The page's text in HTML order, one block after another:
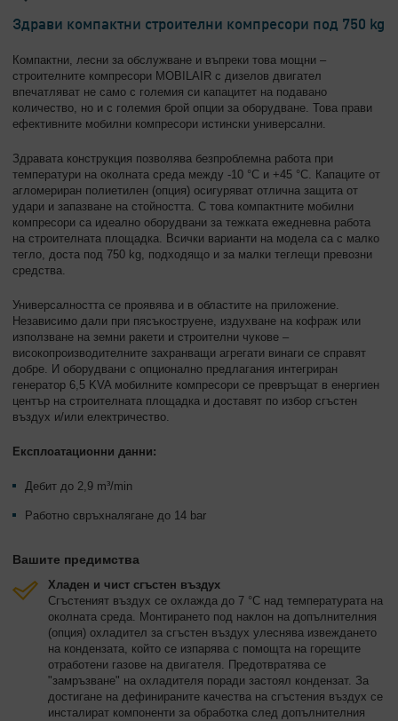
Здрави компактни строителни компресори под 750 kg
Компактни, лесни за обслужване и въпреки това мощни –
строителните компресори MOBILAIR с дизелов двигател
впечатляват не само с големия си капацитет на подавано
количество, но и с големия брой опции за оборудване. Това прави
ефективните мобилни компресори истински универсални.
Здравата конструкция позволява безпроблемна работа при
температури на околната среда между -10 °C и +45 °C. Капаците от
агломериран полиетилен (опция) осигуряват отлична защита от
удари и запазване на стойността. С това компактните мобилни
компресори са идеално оборудвани за тежката ежедневна работа
на строителната площадка. Всички варианти на модела са с малко
тегло, доста под 750 kg, подходящо и за малки теглещи превозни
средства.
Универсалността се проявява и в областите на приложение.
Независимо дали при пясъкоструене, издухване на кофраж или
използване на земни ракети и строителни чукове –
високопроизводителните захранващи агрегати винаги се справят
добре. И оборудвани с опционално предлагания интегриран
генератор 6,5 KVA мобилните компресори се превръщат в енергиен
център на строителната площадка и доставят по избор сгъстен
въздух и/или електричество.
Експлоатационни данни:
Дебит до 2,9 m³/min
Работно свръхналягане до 14 bar
Вашите предимства
Хладен и чист сгъстен въздух
Сгъстеният въздух се охлажда до 7 °C над температурата на
околната среда. Монтирането под наклон на допълнителния
(опция) охладител за сгъстен въздух улеснява извеждането
на кондензата, който се изпарява с помощта на горещите
отработени газове на двигателя. Предотвратява се
"замръзване" на охладителя поради застоял кондензат. За
достигане на дефинираните качества на сгъстения въздух се
инсталират компоненти за обработка след допълнителния